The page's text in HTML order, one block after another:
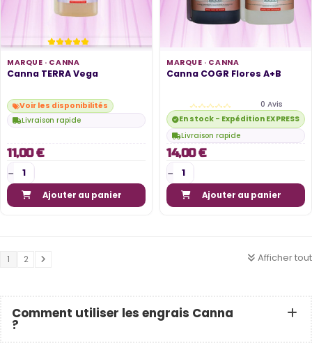
MARQUE · CANNA
Canna TERRA Vega
Voir les disponibilités
Livraison rapide
11,00 €
Ajouter au panier
MARQUE · CANNA
Canna COGR Flores A+B
0 Avis
En stock - Expédition EXPRESS
Livraison rapide
14,00 €
Ajouter au panier
Afficher tout
1 2
Comment utiliser les engrais Canna
?